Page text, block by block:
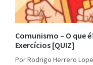
Comunismo – O que
Exercícios [QUIZ]
Por Rodrigo Herrero